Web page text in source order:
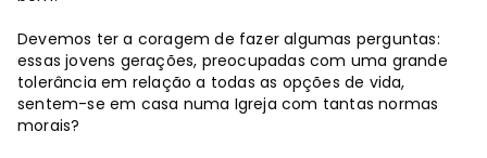
Devemos ter a coragem de fazer algumas perguntas:
essas jovens gerações, preocupadas com uma grande
tolerância em relação a todas as opções de vida,
sentem-se em casa numa Igreja com tantas normas
morais?